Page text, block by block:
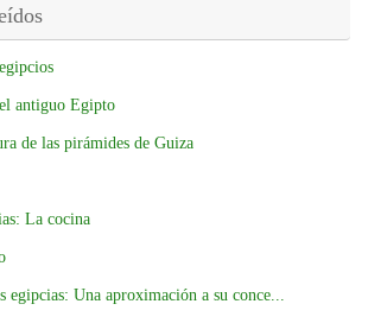
antiguo Egipto
de las pirámides de Guiza
La cocina
egipcias: Una aproximación a su conce...